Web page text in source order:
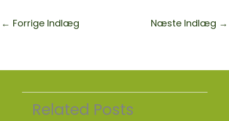
← Forrige Indlæg Næste Indlæg →
Related Posts